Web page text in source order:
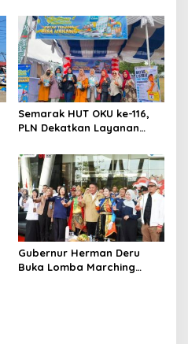
Semarak HUT OKU ke-116,
PLN Dekatkan Layanan
Mobile 2026
Gubernur Herman Deru
Buka Lomba Marching